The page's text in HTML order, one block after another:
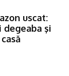
uscat:
degeaba şi